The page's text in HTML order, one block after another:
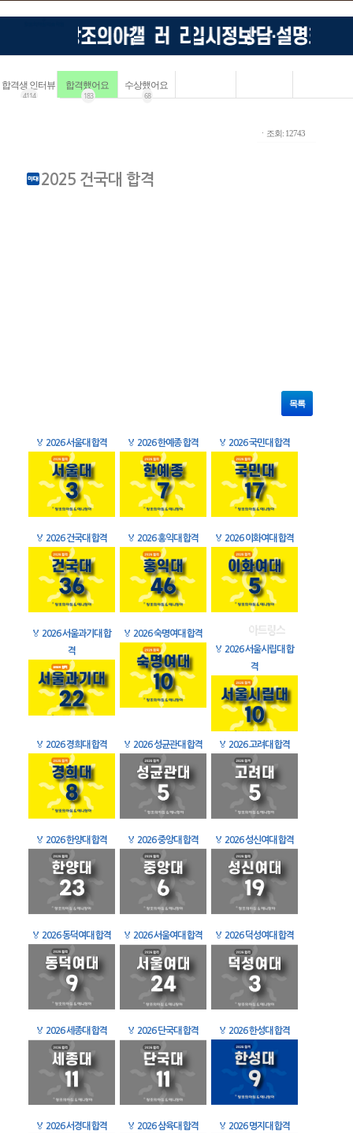
합격생 인터뷰
4114
합격했어요
183
수상했어요
68
ㆍ조회: 12743
2025 건국대 합격
목록
🏅 2026 서울대 합격 🏅 2026 한예종 합격 🏅 2026 국민대 합격
🏅 2026 건국대 합격 🏅 2026 홍익대 합격 🏅 2026 이화여대 합격
🏅 2026 서울과기대 합
격
🏅 2026 숙명여대 합격
🏅 2026 서울시립대 합
격
🏅 2026 경희대 합격 🏅 2026 성균관대 합격 🏅 2026 고려대 합격
🏅 2026 한양대 합격 🏅 2026 중앙대 합격 🏅 2026 성신여대 합격
🏅 2026 동덕여대 합격 🏅 2026 서울여대 합격 🏅 2026 덕성여대 합격
🏅 2026 세종대 합격 🏅 2026 단국대 합격 🏅 2026 한성대 합격
🏅 2026 서경대 합격 🏅 2026 삼육대 합격 🏅 2026 명지대 합격